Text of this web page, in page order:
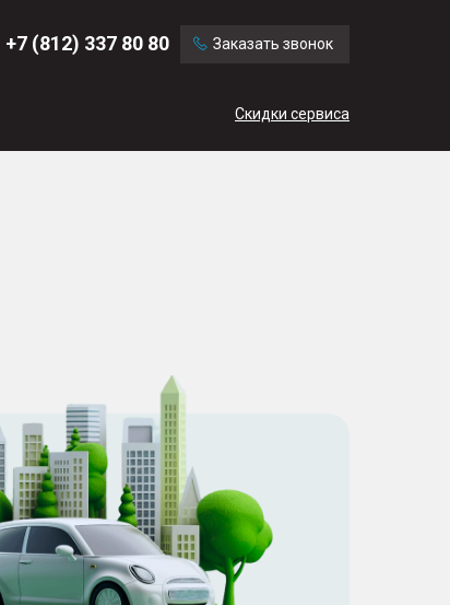
+7 (812) 337 80 80 Заказать звонок
Скидки сервиса